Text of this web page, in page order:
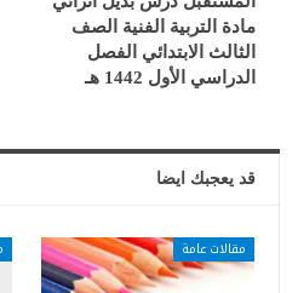
مادة التربية الفنية الصف
الثالث الابتدائي الفصل
الدراسي الأول 1442 هـ
قد يعجبك ايضا
مقالات عامة